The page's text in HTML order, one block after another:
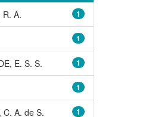
1
R. A.
1
1
E. S. S.
1
1
C. A. de S.